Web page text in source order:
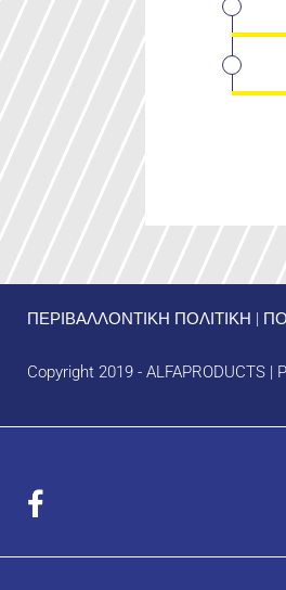
ΠΕΡΙΒΑΛΛΟΝΤΙΚΗ ΠΟΛΙΤΙΚΗ |
Copyright 2019 - ALFAPRODUCTS |